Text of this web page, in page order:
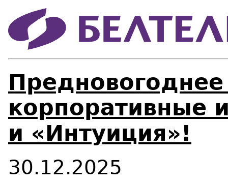
корпоративные
и «Интуиция»!
30.12.2025